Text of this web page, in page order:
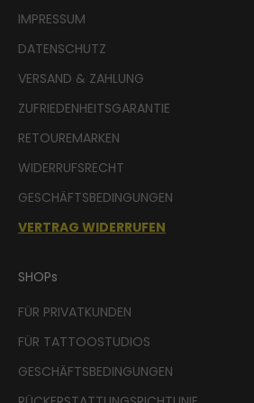
IMPRESSUM
DATENSCHUTZ
VERSAND & ZAHLUNG
ZUFRIEDENHEITSGARANTIE
RETOUREMARKEN
WIDERRUFSRECHT
GESCHÄFTSBEDINGUNGEN
VERTRAG WIDERRUFEN
SHOPs
FÜR PRIVATKUNDEN
FÜR TATTOOSTUDIOS
GESCHÄFTSBEDINGUNGEN